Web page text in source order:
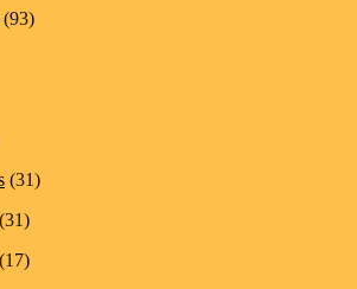
(93)
(31)
(31)
(17)